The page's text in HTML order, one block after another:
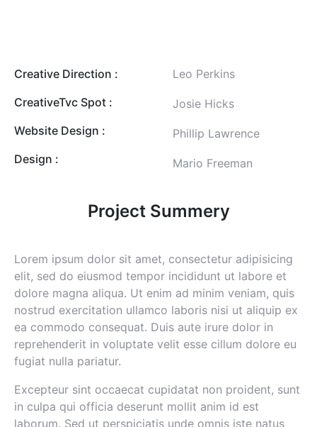
Creative Direction :
CreativeTvc Spot :
Website Design :
Design :
Leo Perkins
Josie Hicks
Phillip Lawrence
Mario Freeman
Project Summery
Lorem ipsum dolor sit amet, consectetur adipisicing
elit, sed do eiusmod tempor incididunt ut labore et
dolore magna aliqua. Ut enim ad minim veniam, quis
nostrud exercitation ullamco laboris nisi ut aliquip ex
ea commodo consequat. Duis aute irure dolor in
reprehenderit in voluptate velit esse cillum dolore eu
fugiat nulla pariatur.
Excepteur sint occaecat cupidatat non proident, sunt
in culpa qui officia deserunt mollit anim id est
laborum. Sed ut perspiciatis unde omnis iste natus